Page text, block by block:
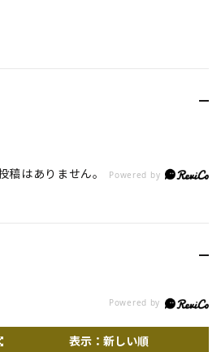
Powered by
稿はありません。
表示：新しい順